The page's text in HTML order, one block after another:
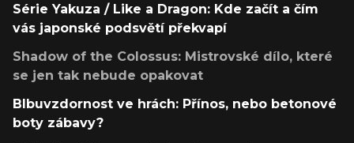
Série Yakuza / Like a Dragon: Kde začít a čím
vás japonské podsvětí překvapí
Shadow of the Colossus: Mistrovské dílo, které
se jen tak nebude opakovat
Blbuvzdornost ve hrách: Přínos, nebo betonové
boty zábavy?